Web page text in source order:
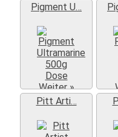
Pigment U…
Weiter »
Pitt Arti…